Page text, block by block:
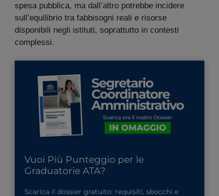
spesa pubblica, ma dall’altro potrebbe incidere
sull’equilibrio tra fabbisogni reali e risorse
disponibili negli istituti, soprattutto in contesti
complessi.
Vuoi Più Punteggio per le
Graduatorie ATA?
Scarica il dossier gratuito: requisiti, sbocchi e